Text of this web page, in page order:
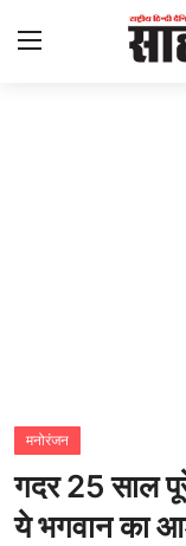
राज्य
अंतराष्ट्रीय
मनोरंजन
गदर 25 साल
ये भगवान का